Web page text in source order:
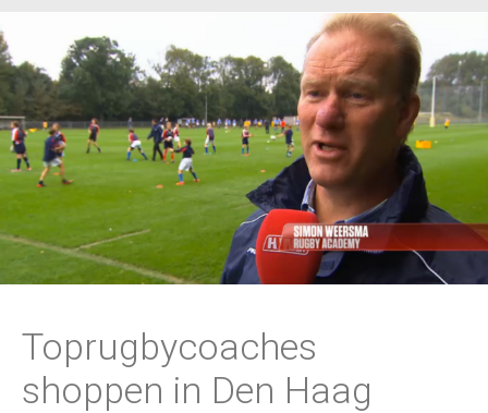
Toprugbycoaches
shoppen in Den Haag